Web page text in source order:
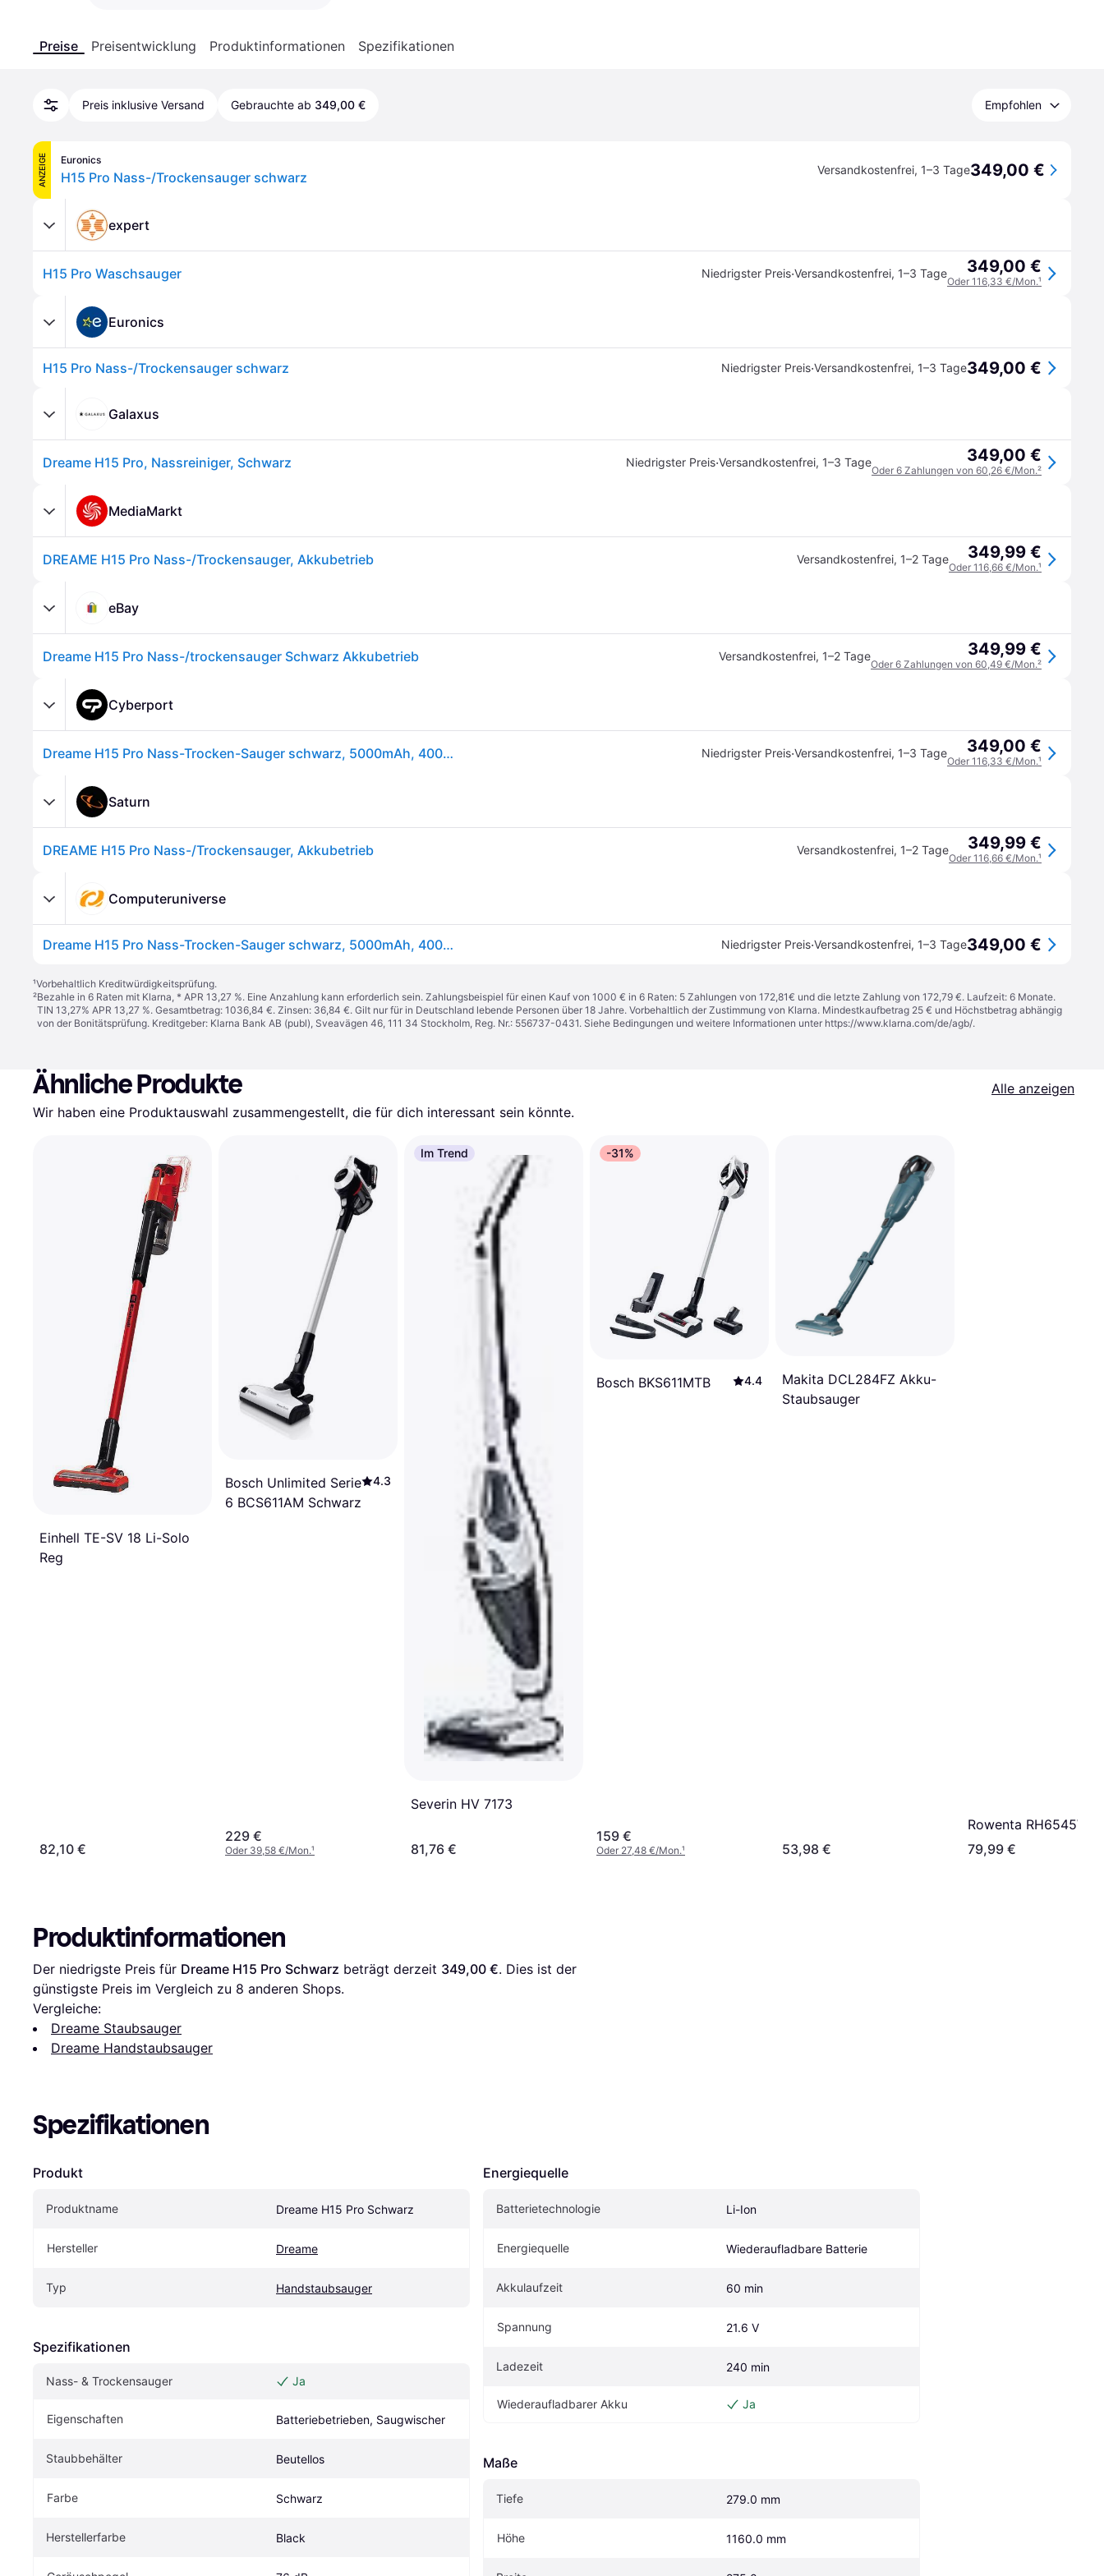
Preise Preisentwicklung Produktinformationen Spezifikationen
Preis inklusive Versand Gebrauchte ab 349,00 € Empfohlen
ANZEIGE Euronics
H15 Pro Nass-/Trockensauger schwarz Versandkostenfrei, 1–3 Tage349,00 €
expert
H15 Pro Waschsauger Niedrigster Preis·Versandkostenfrei, 1–3 Tage 349,00 €
Oder 116,33 €/Mon.¹
Euronics
H15 Pro Nass-/Trockensauger schwarz Niedrigster Preis·Versandkostenfrei, 1–3 Tage349,00 €
Galaxus
Dreame H15 Pro, Nassreiniger, Schwarz Niedrigster Preis·Versandkostenfrei, 1–3 Tage 349,00 €
Oder 6 Zahlungen von 60,26 €/Mon.²
MediaMarkt
DREAME H15 Pro Nass-/Trockensauger, Akkubetrieb Versandkostenfrei, 1–2 Tage 349,99 €
Oder 116,66 €/Mon.¹
eBay
Dreame H15 Pro Nass-/trockensauger Schwarz Akkubetrieb Versandkostenfrei, 1–2 Tage 349,99 €
Oder 6 Zahlungen von 60,49 €/Mon.²
Cyberport
Dreame H15 Pro Nass-Trocken-Sauger schwarz, 5000mAh, 400W Niedrigster Preis·Versandkostenfrei, 1–3 Tage 349,00 €
Oder 116,33 €/Mon.¹
Saturn
DREAME H15 Pro Nass-/Trockensauger, Akkubetrieb Versandkostenfrei, 1–2 Tage 349,99 €
Oder 116,66 €/Mon.¹
Computeruniverse
Dreame H15 Pro Nass-Trocken-Sauger schwarz, 5000mAh, 400W Niedrigster Preis·Versandkostenfrei, 1–3 Tage349,00 €
¹Vorbehaltlich Kreditwürdigkeitsprüfung.
²Bezahle in 6 Raten mit Klarna, * APR 13,27 %. Eine Anzahlung kann erforderlich sein. Zahlungsbeispiel für einen Kauf von 1000 € in 6 Raten: 5 Zahlungen von 172,81€ und die letzte Zahlung von 172,79 €. Laufzeit: 6 Monate.
TIN 13,27% APR 13,27 %. Gesamtbetrag: 1036,84 €. Zinsen: 36,84 €. Gilt nur für in Deutschland lebende Personen über 18 Jahre. Vorbehaltlich der Zustimmung von Klarna. Mindestkaufbetrag 25 € und Höchstbetrag abhängig
von der Bonitätsprüfung. Kreditgeber: Klarna Bank AB (publ), Sveavägen 46, 111 34 Stockholm, Reg. Nr.: 556737-0431. Siehe Bedingungen und weitere Informationen unter https://www.klarna.com/de/agb/.
Ähnliche Produkte
Alle anzeigen
Wir haben eine Produktauswahl zusammengestellt, die für dich interessant sein könnte.
Einhell TE-SV 18 Li-Solo
Reg
82,10 €
Bosch Unlimited Serie
6 BCS611AM Schwarz
4.3
229 €
Oder 39,58 €/Mon.¹
Im Trend
Severin HV 7173
81,76 €
-31%
Bosch BKS611MTB 4.4
159 €
Oder 27,48 €/Mon.¹
Makita DCL284FZ Akku-
Staubsauger
53,98 €
Rowenta RH6545WH
79,99 €
Produktinformationen
Der niedrigste Preis für Dreame H15 Pro Schwarz beträgt derzeit 349,00 €. Dies ist der
günstigste Preis im Vergleich zu 8 anderen Shops.
Vergleiche:
Dreame Staubsauger
Dreame Handstaubsauger
Spezifikationen
Produkt
Produktname Dreame H15 Pro Schwarz
Hersteller Dreame
Typ Handstaubsauger
Spezifikationen
Nass- & Trockensauger Ja
Eigenschaften Batteriebetrieben, Saugwischer
Staubbehälter Beutellos
Farbe Schwarz
Herstellerfarbe Black
Energiequelle
Batterietechnologie Li-Ion
Energiequelle Wiederaufladbare Batterie
Akkulaufzeit 60 min
Spannung 21.6 V
Ladezeit 240 min
Wiederaufladbarer Akku Ja
Maße
Tiefe 279.0 mm
Höhe 1160.0 mm